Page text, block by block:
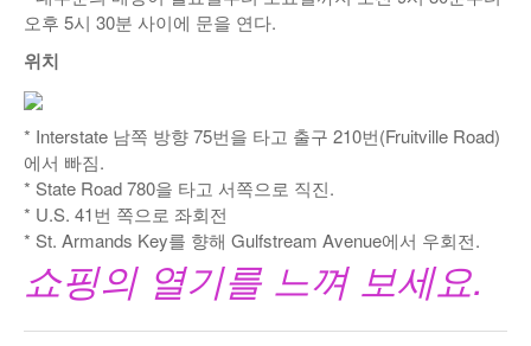
오후 5시 30분 사이에 문을 연다.
위치
* Interstate 남쪽 방향 75번을 타고 출구 210번(Fruitville Road)
에서 빠짐.
* State Road 780을 타고 서쪽으로 직진.
* U.S. 41번 쪽으로 좌회전
* St. Armands Key를 향해 Gulfstream Avenue에서 우회전.
쇼핑의 열기를 느껴 보세요.